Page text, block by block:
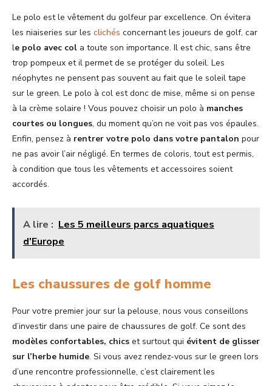
Le polo est le vêtement du golfeur par excellence. On évitera
les niaiseries sur les clichés concernant les joueurs de golf, car
le polo avec col a toute son importance. Il est chic, sans être
trop pompeux et il permet de se protéger du soleil. Les
néophytes ne pensent pas souvent au fait que le soleil tape
sur le green. Le polo à col est donc de mise, même si on pense
à la crème solaire ! Vous pouvez choisir un polo à manches
courtes ou longues, du moment qu’on ne voit pas vos épaules.
Enfin, pensez à rentrer votre polo dans votre pantalon pour
ne pas avoir l’air négligé. En termes de coloris, tout est permis,
à condition que tous les vêtements et accessoires soient
accordés.
A lire : Les 5 meilleurs parcs aquatiques
d'Europe
Les chaussures de golf homme
Pour votre premier jour sur la pelouse, nous vous conseillons
d’investir dans une paire de chaussures de golf. Ce sont des
modèles confortables, chics et surtout qui évitent de glisser
sur l’herbe humide. Si vous avez rendez-vous sur le green lors
d’une rencontre professionnelle, c’est clairement les